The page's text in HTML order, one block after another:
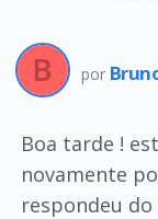
por
Boa tarde !
novamente
respondeu